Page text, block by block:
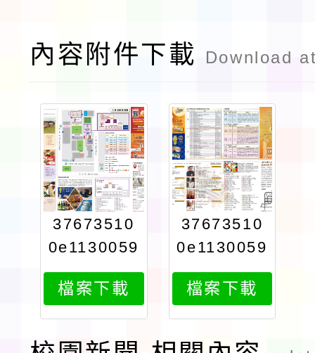
內容附件下載 Download
37673510
0e1130059
897attach
2
檔案下載
37673510
0e1130059
897attach
1
檔案下載